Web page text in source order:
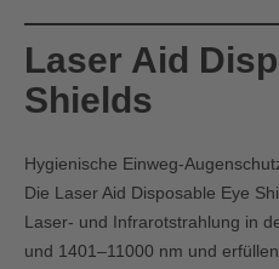
Laser Aid
Shields
Hygienische
Die Laser Aid Disposable Eye
Laser‑ und Infrarotstrahlung in
und 1401–11000 nm und